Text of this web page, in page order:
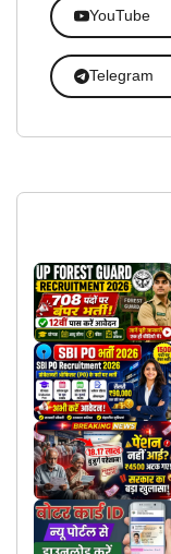
YouTube
Telegram